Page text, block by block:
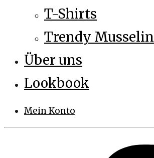
T-Shirts
Trendy Musselin
Über uns
Lookbook
Mein Konto